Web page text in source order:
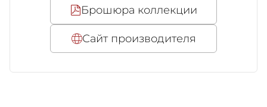
Брошюра коллекции
Сайт производителя